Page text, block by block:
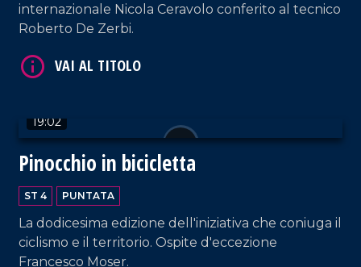
internazionale Nicola Ceravolo conferito al tecnico
Roberto De Zerbi.
19:02
Pinocchio in bicicletta
ST 4 PUNTATA
La dodicesima edizione dell'iniziativa che coniuga il
ciclismo e il territorio. Ospite d'eccezione
Francesco Moser.
VAI AL TITOLO
VAI AL TITOLO